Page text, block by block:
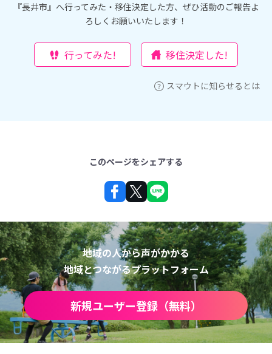
『長井市』へ行ってみた・移住決定した方、ぜひ活動のご報告よ
ろしくお願いいたします！
行ってみた! 移住決定した!
スマウトに知らせるとは
このページをシェアする
地域の人から声がかかる
地域とつながるプラットフォーム
新規ユーザー登録（無料）